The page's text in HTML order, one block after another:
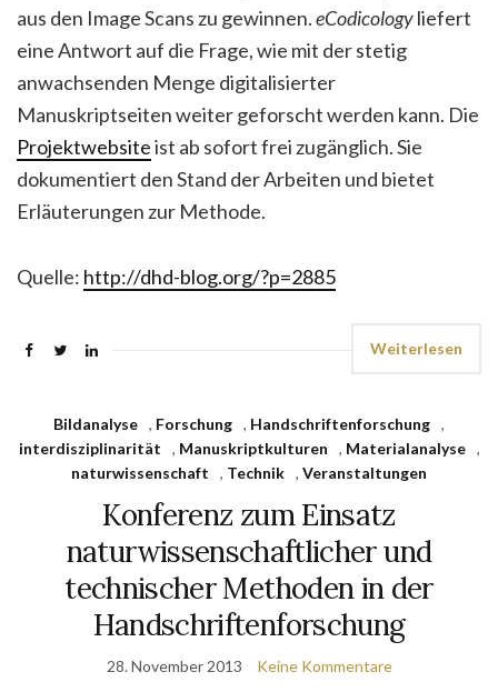
aus den Image Scans zu gewinnen.eCodicologyliefert
eine Antwort auf die Frage, wie mit der stetig
anwachsenden Menge digitalisierter
Manuskriptseiten weiter geforscht werden kann. Die
Projektwebsiteist ab sofort frei zugänglich. Sie
dokumentiert den Stand der Arbeiten und bietet
Erläuterungen zur Methode.
Quelle: http://dhd-blog.org/?p=2885
Weiterlesen
Bildanalyse , Forschung , Handschriftenforschung ,
interdisziplinarität
, Manuskriptkulturen , Materialanalyse
,
naturwissenschaft
, Technik , Veranstaltungen
Konferenz zum Einsatz
naturwissenschaftlicher und
technischer Methoden in der
Handschriftenforschung
28. November 2013 Keine Kommentare